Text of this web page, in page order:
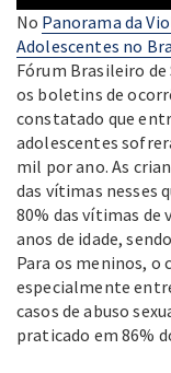
No Panorama da
Adolescentes no
Fórum Brasileiro de
os boletins de
constatado que
adolescentes
mil por ano. As
das vítimas nesses
80% das vítimas de
anos de idade,
Para os meninos, o
especialmente
casos de abuso
praticado em 86%